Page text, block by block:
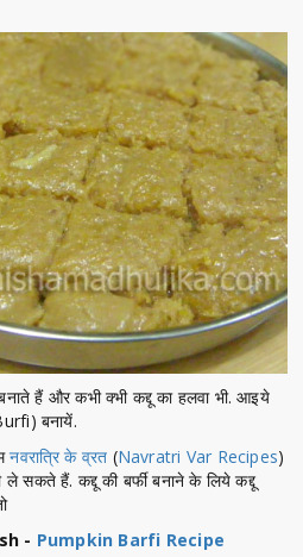
हैं और कभी क्भी कद्दू का हलवा भी. आइये
बनायें.
नवरात्रि के व्रत (Navratri Var Recipes)
सकते हैं. कद्दू की बर्फी बनाने के लिये कद्दू
- Pumpkin Barfi Recipe